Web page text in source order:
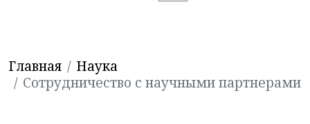
Главная
Наука
Сотрудничество с научными партнерами